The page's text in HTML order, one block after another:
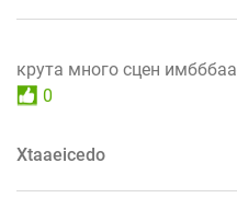
крута много сцен
0
Xtааeicedo